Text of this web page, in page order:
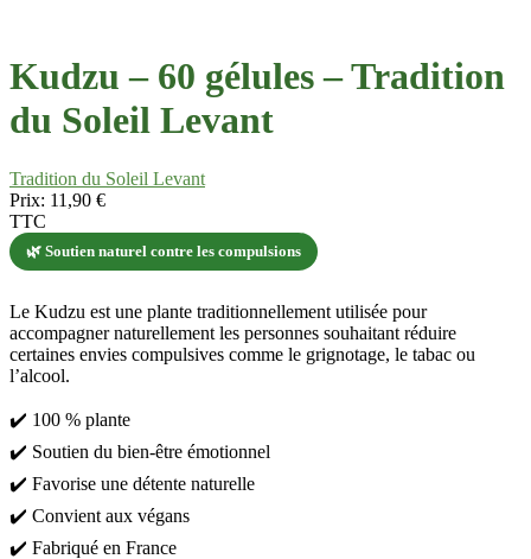
Kudzu – 60 gélules – Tradition
du Soleil Levant
Tradition du Soleil Levant
Prix: 11,90 €
TTC
🌿 Soutien naturel contre les compulsions
Le Kudzu est une plante traditionnellement utilisée pour
accompagner naturellement les personnes souhaitant réduire
certaines envies compulsives comme le grignotage, le tabac ou
l’alcool.
✔️ 100 % plante
✔️ Soutien du bien-être émotionnel
✔️ Favorise une détente naturelle
✔️ Convient aux végans
✔️ Fabriqué en France